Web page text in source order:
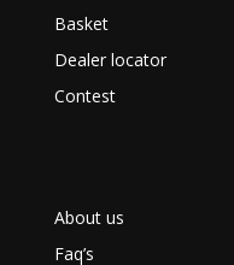
Basket
Dealer locator
Contest
About us
Faq’s